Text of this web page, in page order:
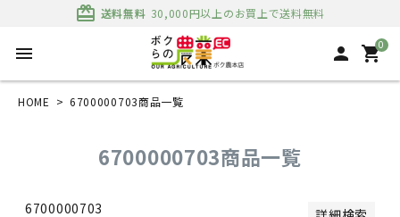
card_giftcard 送料無料 30,000円以上のお買上で送料無料
menu person 0
shopping_cart
HOME 6700000703商品一覧
6700000703商品一覧
6700000703
新着順
価格が安い順
価格が高い順
優先度順